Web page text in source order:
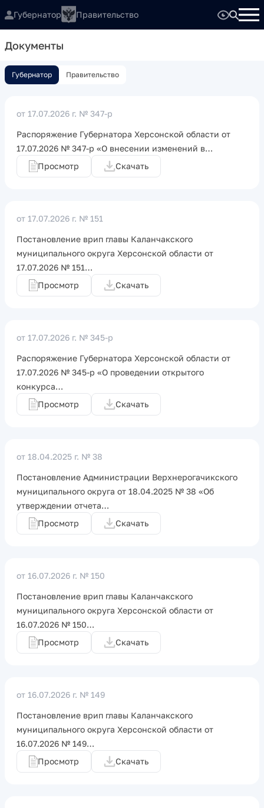
Губернатор Правительство
Документы
Губернатор Правительство
от 17.07.2026 г. № 347-р
Распоряжение Губернатора Херсонской области от
17.07.2026 № 347-р «О внесении изменений в…
Просмотр
Скачать
от 17.07.2026 г. № 151
Постановление врип главы Каланчакского
муниципального округа Херсонской области от
17.07.2026 № 151…
Просмотр
Скачать
от 17.07.2026 г. № 345-р
Распоряжение Губернатора Херсонской области от
17.07.2026 № 345-р «О проведении открытого
конкурса…
Просмотр
Скачать
от 18.04.2025 г. № 38
Постановление Администрации Верхнерогачикского
муниципального округа от 18.04.2025 № 38 «Об
утверждении отчета…
Просмотр
Скачать
от 16.07.2026 г. № 150
Постановление врип главы Каланчакского
муниципального округа Херсонской области от
16.07.2026 № 150…
Просмотр
Скачать
от 16.07.2026 г. № 149
Постановление врип главы Каланчакского
муниципального округа Херсонской области от
16.07.2026 № 149…
Просмотр
Скачать